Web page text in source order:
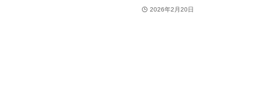
2026年2月20日